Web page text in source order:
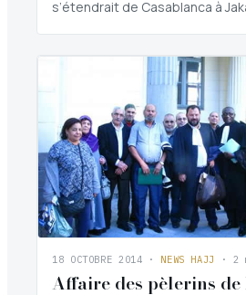
s’étendrait de Casablanca à
18 OCTOBRE 2014 · NEWS HAJJ · 2
Affaire des pèlerins de